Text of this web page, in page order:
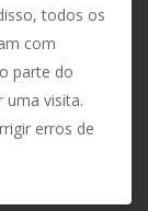
todos os
com
parte do
uma visita.
erros de